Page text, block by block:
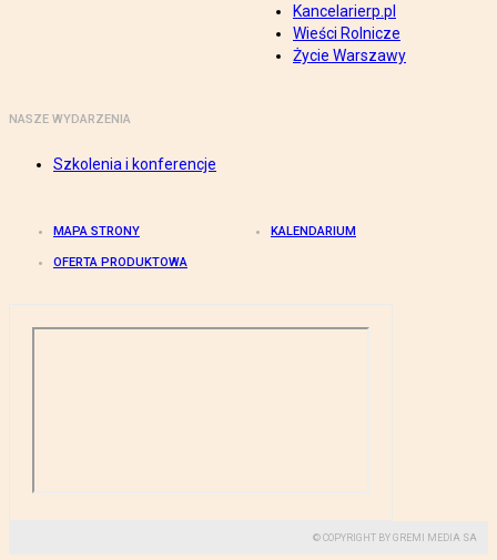
Kancelarierp.pl
Wieści Rolnicze
Życie Warszawy
NASZE WYDARZENIA
Szkolenia i konferencje
MAPA STRONY KALENDARIUM
OFERTA PRODUKTOWA
© COPYRIGHT BY GREMI MEDIA SA